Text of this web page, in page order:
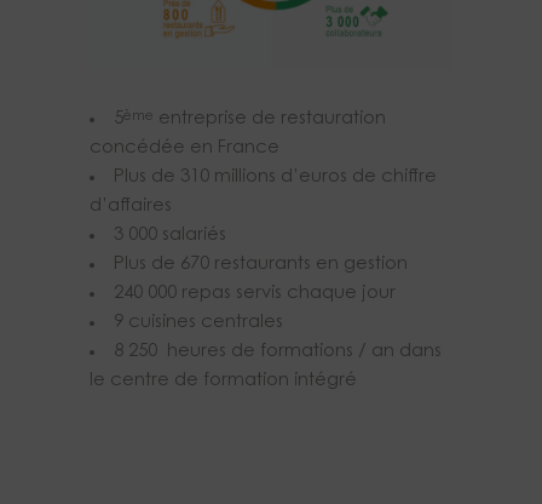
5ème entreprise de restauration
concédée en France
Plus de 310 millions d’euros de chiffre
d’affaires
3 000 salariés
Plus de 670 restaurants en gestion
240 000 repas servis chaque jour
9 cuisines centrales
8 250 heures de formations / an dans
le centre de formation intégré